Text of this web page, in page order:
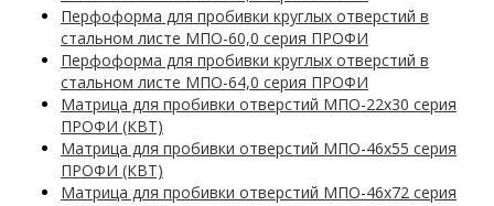
Перфоформа для пробивки круглых отверстий в
стальном листе МПО-60,0 серия ПРОФИ
Перфоформа для пробивки круглых отверстий в
стальном листе МПО-64,0 серия ПРОФИ
Матрица для пробивки отверстий МПО-22х30 серия
ПРОФИ (КВТ)
Матрица для пробивки отверстий МПО-46х55 серия
ПРОФИ (КВТ)
Матрица для пробивки отверстий МПО-46х72 серия